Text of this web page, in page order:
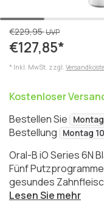
€229,95UVP
€127,85*
* Inkl. MwSt. zzgl.
Kostenloser
Bestellen Sie
Bestellung
Montag
Oral-B iO Series 6N
Fünf
gesundes
Lesen Sie mehr